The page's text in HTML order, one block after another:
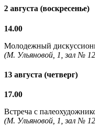
2 августа (воскресенье)
14.00
Молодежный
(М. Ульяновой, 1, зал №
13 августа (четверг)
17.00
Встреча с
(М. Ульяновой, 1, зал №